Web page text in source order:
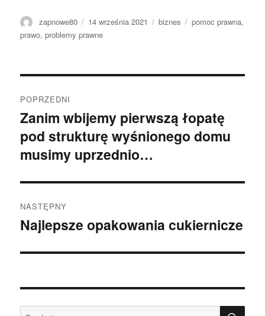
Autor
zapnowe80
Data
publikacji
14 września 2021 Kategorie
biznes Tagi
pomoc prawna,
prawo,problemy prawne
wpisu
POPRZEDNI
Poprzedni
wpis:
Zanim wbijemy pierwszą łopatę
pod strukturę wyśnionego domu
musimy uprzednio…
NASTĘPNY
Następny
Najlepsze opakowania cukiernicze